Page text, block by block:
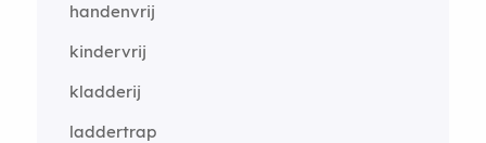
handenvrij
kindervrij
kladderij
laddertrap